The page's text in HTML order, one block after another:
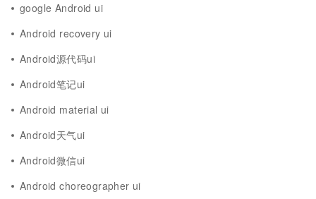
google Android ui
Android recovery ui
Android源代码ui
Android笔记ui
Android material ui
Android天气ui
Android微信ui
Android choreographer ui